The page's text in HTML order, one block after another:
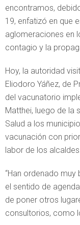
encontramos,
19, enfatizó en que
aglomeraciones en
contagio y la
Hoy, la autoridad
Eliodoro Yáñez, de
del vacunatorio
Matthei, luego de la
Salud a los
vacunación con
labor de los
“Han ordenado
el sentido de
de poner otros
consultorios, como